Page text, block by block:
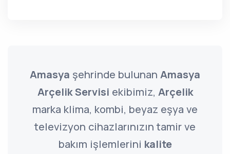
Amasya şehrinde bulunan Amasya
Arçelik Servisi ekibimiz, Arçelik
marka klima, kombi, beyaz eşya ve
televizyon cihazlarınızın tamir ve
bakım işlemlerini kalite